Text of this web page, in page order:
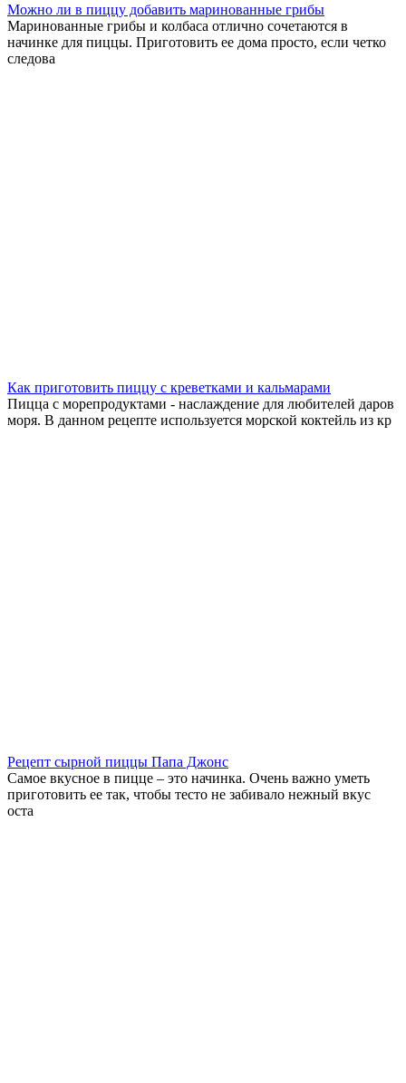
Можно ли в пиццу добавить маринованные грибы
Маринованные грибы и колбаса отлично сочетаются в
начинке для пиццы. Приготовить ее дома просто, если четко
следова
Как приготовить пиццу с креветками и кальмарами
Пицца с морепродуктами - наслаждение для любителей даров
моря. В данном рецепте используется морской коктейль из кр
Рецепт сырной пиццы Папа Джонс
Самое вкусное в пицце – это начинка. Очень важно уметь
приготовить ее так, чтобы тесто не забивало нежный вкус
оста